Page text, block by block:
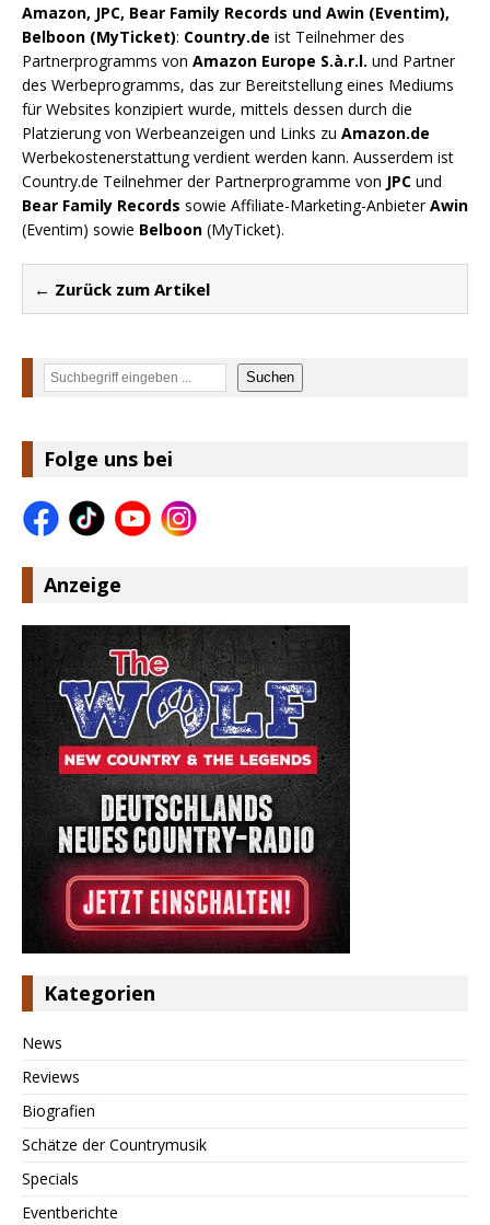
Amazon, JPC, Bear Family Records und Awin (Eventim),
Belboon (MyTicket): Country.de ist Teilnehmer des
Partnerprogramms von Amazon Europe S.à.r.l. und Partner
des Werbeprogramms, das zur Bereitstellung eines Mediums
für Websites konzipiert wurde, mittels dessen durch die
Platzierung von Werbeanzeigen und Links zu Amazon.de
Werbekostenerstattung verdient werden kann. Ausserdem ist
Country.de Teilnehmer der Partnerprogramme von JPC und
Bear Family Records sowie Affiliate-Marketing-AnbieterAwin
(Eventim) sowie Belboon (MyTicket).
← Zurück zum Artikel
Suchen Suchen
Folge uns bei
Anzeige
Kategorien
News
Reviews
Biografien
Schätze der Countrymusik
Specials
Eventberichte